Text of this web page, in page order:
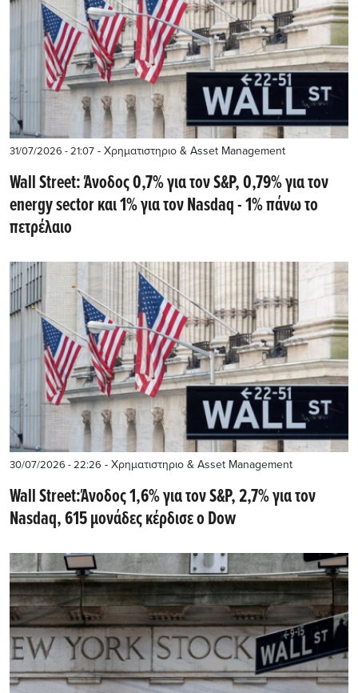
31/07/2026 - 21:07 - Χρηματιστηριο & Asset Management
Wall Street: Άνοδος 0,7% για τον S&P, 0,79% για τον
energy sector και 1% για τον Nasdaq - 1% πάνω το
πετρέλαιο
30/07/2026 - 22:26 - Χρηματιστηριο & Asset Management
Wall Street:Άνοδος 1,6% για τον S&P, 2,7% για τον
Nasdaq, 615 μονάδες κέρδισε ο Dow